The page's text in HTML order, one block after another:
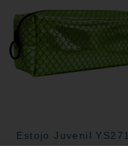
Estojo Juvenil